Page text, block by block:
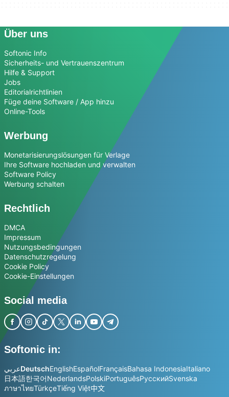
Über uns
Softonic Info
Sicherheits- und Vertrauenszentrum
Hilfe & Support
Jobs
Editorialrichtlinien
Füge deine Software / App hinzu
Online-Tools
Werbung
Monetarisierungslösungen für Verlage
Ihre Software hochladen und verwalten
Software Policy
Werbung schalten
Rechtlich
DMCA
Impressum
Nutzungsbedingungen
Datenschutzregelung
Cookie Policy
Cookie-Einstellungen
Social media
Softonic in:
عربيDeutschEnglishEspañolFrançaisBahasa IndonesiaItaliano
日本語한국어NederlandsPolskiPortuguêsРусскийSvenska
ภาษาไทยTürkçeTiếng Việt中文